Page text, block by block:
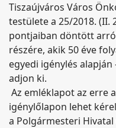
Tiszaújváros Város
testülete a 25/2018. (II.
pontjaiban döntött
részére, akik 50 éve
egyedi igénylés
adjon ki.
Az emléklapot az erre
igénylőlapon lehet
a Polgármesteri